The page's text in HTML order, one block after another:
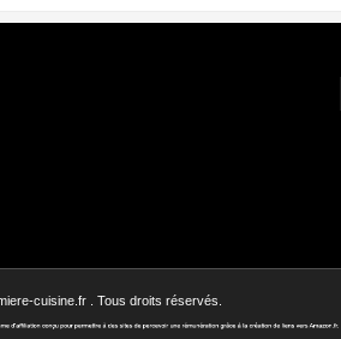
cuisine.fr . Tous droits réservés.